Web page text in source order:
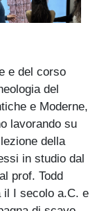
e del corso
del
e Moderne,
lavorando su
della
in studio dal
prof. Todd
I secolo a.C. e